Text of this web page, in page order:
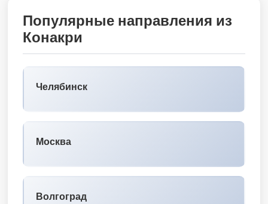
Популярные направления из
Конакри
Челябинск
Москва
Волгоград